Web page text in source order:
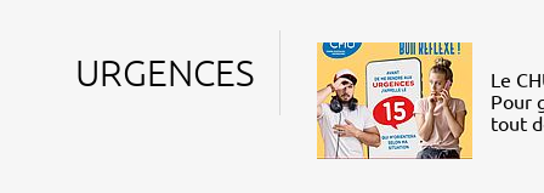
URGENCES
Le
Pour
tout